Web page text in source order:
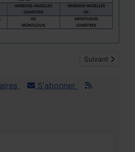
D3, D4 et D5 : Résultats 2017/
Article suivant
Suivant
S'abonner